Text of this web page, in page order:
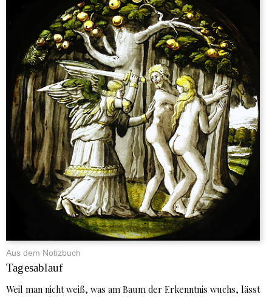
Aus dem Notizbuch
Tagesablauf
Weil man nicht weiß, was am Baum der Erkenntnis wuchs, lässt